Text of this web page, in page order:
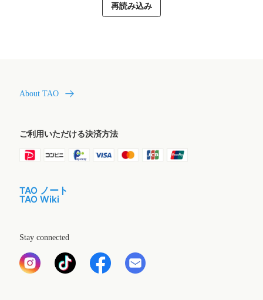
再読み込み
About TAO
ご利用いただける決済方法
TAO ノート
TAO Wiki
Stay connected